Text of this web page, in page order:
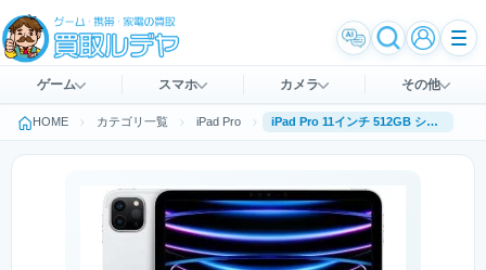
ゲーム スマホ カメラ その他
HOME カテゴリ一覧 iPad Pro iPad Pro 11インチ 512GB シルバー [MNXJ3J/A] 第4世代 (2022年10月モデル) Wi-Fi Apple M2チップ